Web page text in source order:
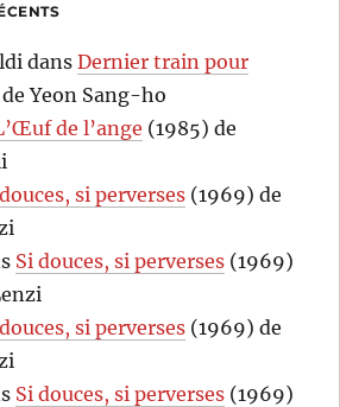
dansDernier train pour
Yeon Sang-ho
de l’ange (1985) de
si perverses (1969) de
Si douces, si perverses (1969)
si perverses (1969) de
Si douces, si perverses (1969)